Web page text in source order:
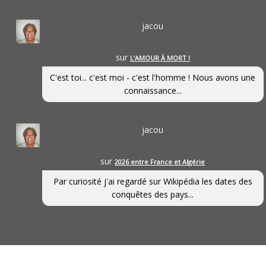
jacou
sur L’AMOUR À MORT !
C'est toi... c'est moi - c'est l'homme ! Nous avons une
connaissance...
jacou
sur2026 entre France et Algérie
Par curiosité j'ai regardé sur Wikipédia les dates des
conquêtes des pays...